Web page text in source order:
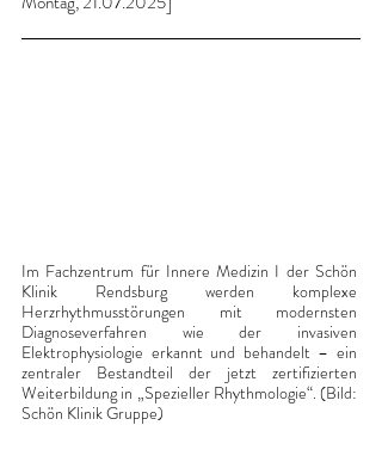
Im Fachzentrum für Innere Medizin I der Schön
Klinik Rendsburg werden komplexe
Herzrhythmusstörungen mit modernsten
Diagnoseverfahren wie der invasiven
Elektrophysiologie erkannt und behandelt – ein
zentraler Bestandteil der jetzt zertifizierten
Weiterbildung in „Spezieller Rhythmologie“. (Bild:
Schön Klinik Gruppe)